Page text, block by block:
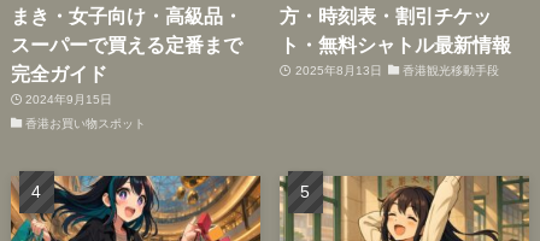
まき・女子向け・高級品・
スーパーで買える定番まで
完全ガイド
2024年9月15日
香港お買い物スポット
方・時刻表・割引チケッ
ト・無料シャトル最新情報
2025年8月13日 香港観光移動手段